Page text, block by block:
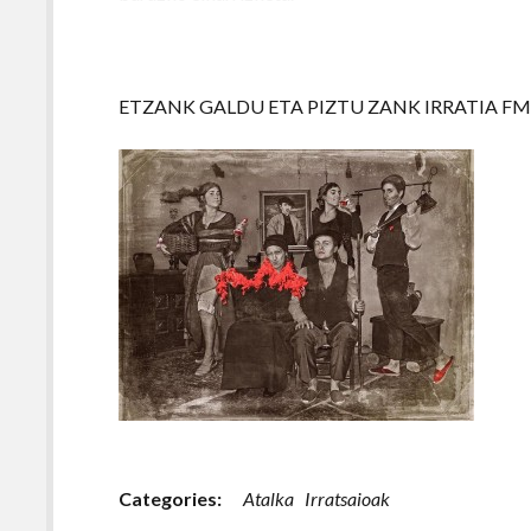
ETZANK GALDU ETA PIZTU ZANK IRRATIA
Categories: Atalka Irratsaioak